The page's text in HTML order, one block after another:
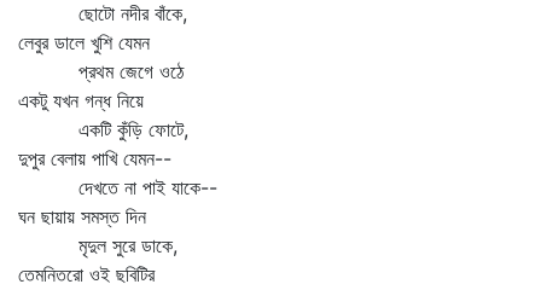
ছোটো নদীর বাঁকে,
লেবুর ডালে খুশি যেমন
প্রথম জেগে ওঠে
একটু যখন গন্ধ নিয়ে
একটি কুঁড়ি ফোটে,
দুপুর বেলায় পাখি যেমন--
দেখতে না পাই যাকে--
ঘন ছায়ায় সমস্ত দিন
মৃদুল সুরে ডাকে,
তেমনিতরো ওই ছবিটির